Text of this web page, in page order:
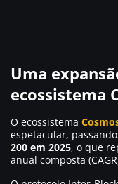
Uma
ecossistema
O ecossistema
espetacular,
200 em 2025, o que
anual composta